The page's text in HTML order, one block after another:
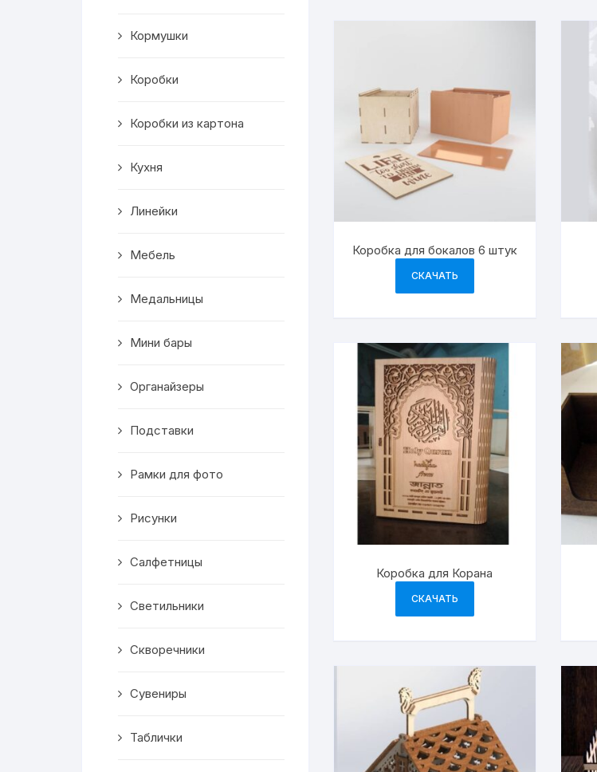
Транспорт
Топперы
Чайные домики
Кормушки
Линейки
Медальницы
Здания
Коробка для бокалов 6 штук
СКАЧАТЬ
Коробка для Корана
СКАЧАТЬ
Кормушки
Коробки
Коробки из картона
Кухня
Линейки
Мебель
Медальницы
Мини бары
Органайзеры
Подставки
Рамки для фото
Рисунки
Салфетницы
Светильники
Скворечники
Сувениры
Таблички